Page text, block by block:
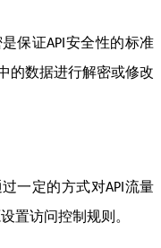
保证API 安全性的标准
的数据进行解密或修改
一定的方式对API 流量
置访问控制规则。